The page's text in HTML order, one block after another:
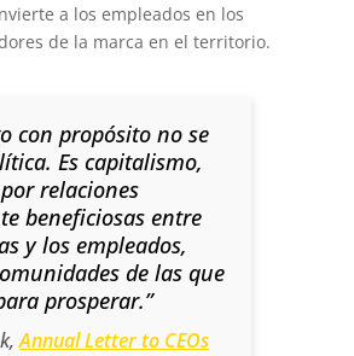
a los empleados en los
de la marca en el territorio.
con propósito no se
Es capitalismo,
relaciones
beneficiosas entre
y los empleados,
de las que
prosperar.”
Annual Letter to CEOs